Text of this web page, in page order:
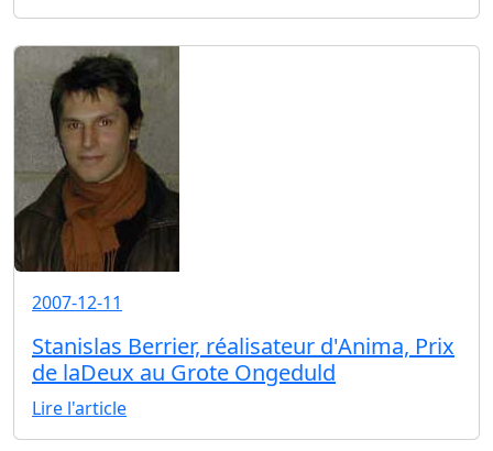
2007-12-11
Stanislas Berrier, réalisateur d'Anima, Prix
de laDeux au Grote Ongeduld
Lire l'article